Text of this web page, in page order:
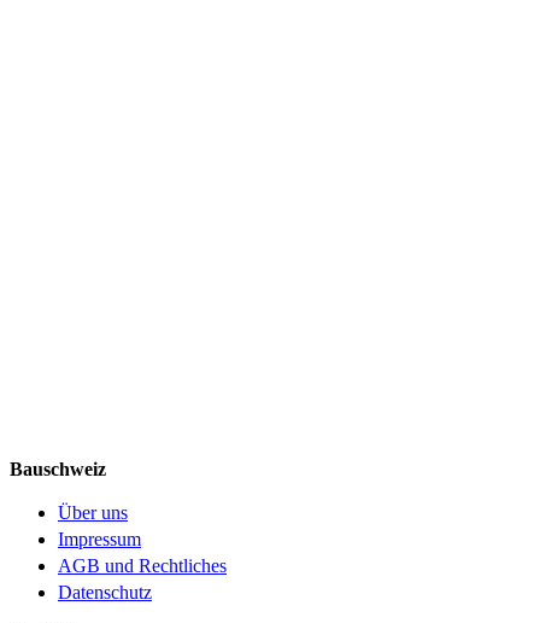
Bauschweiz
Über uns
Impressum
AGB und Rechtliches
Datenschutz